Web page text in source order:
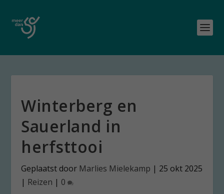
Winterberg en
Sauerland in
herfsttooi
Geplaatst door Marlies Mielekamp | 25 okt 2025
| Reizen | 0